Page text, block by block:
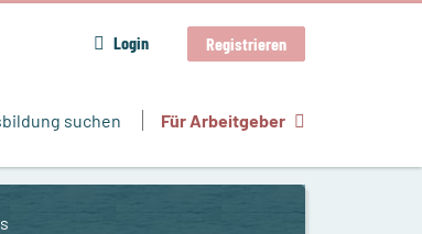
Login Registrieren
suchen Für Arbeitgeber